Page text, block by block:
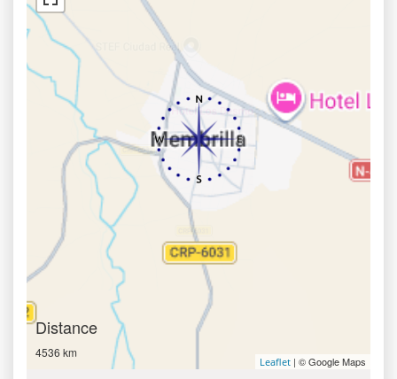
Distance
4536 km
Leaflet | © Google Maps